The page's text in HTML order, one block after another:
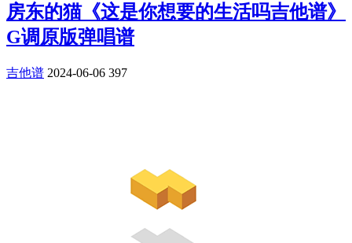
房东的猫《这是你想要的生活吗吉他谱》
G调原版弹唱谱
吉他谱 2024-06-06 397